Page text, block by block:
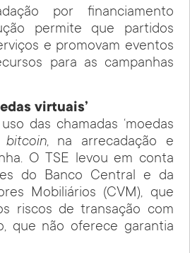
por financiamento
permite que partidos
e promovam eventos
para as campanhas
virtuais’
das chamadas ‘moedas
bitcoin, na arrecadação e
O TSE levou em conta
do Banco Central e da
Mobiliários (CVM), que
riscos de transação com
que não oferece garantia